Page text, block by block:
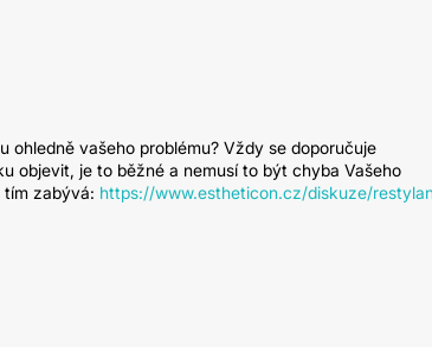
ohledně vašeho problému? Vždy se doporučuje
objevit, je to běžné a nemusí to být chyba Vašeho
tím zabývá: https://www.estheticon.cz/diskuze/